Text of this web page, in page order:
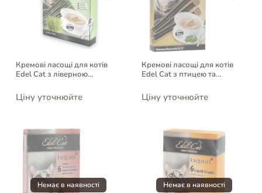
Кремові ласощі для котів
Edel Cat з ліверною
травами, 6 шт
Ціну уточнюйте
Кремові ласощі для котів
Edel Cat з птицею та
Ціну уточнюйте